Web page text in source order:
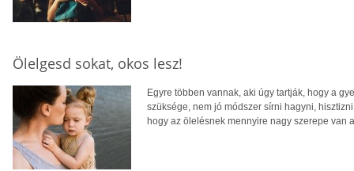
Ölelgesd sokat, okos lesz!
Egyre többen vannak, aki úgy tartják, hogy a
szüksége, nem jó módszer sírni hagyni,
hogy az ölelésnek mennyire nagy szerepe van